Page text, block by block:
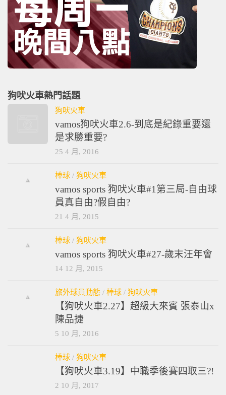
狗吠火車熱門話題
狗吠火車
vamos狗吠火車2.6-到底是紀錄重要還
是求勝重要?
25 4 月, 2016
棒球 / 狗吠火車
vamos sports 狗吠火車#1第三局-自由球
員真自由?假自由?
21 4 月, 2015
棒球 / 狗吠火車
vamos sports 狗吠火車#27-歲末汪年會
14 12 月, 2015
旅外球員動態 / 棒球 / 狗吠火車
【狗吠火車2.27】超級大來賓 張泰山x
陳品捷
5 10 月, 2016
棒球 / 狗吠火車
【狗吠火車3.19】中職季後賽四取三?!
2 10 月, 2017